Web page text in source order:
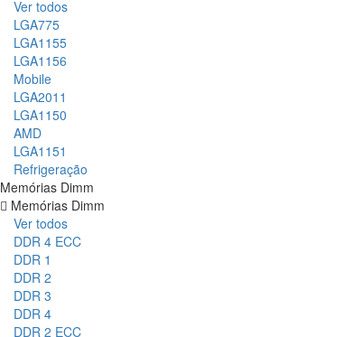
Ver todos
LGA775
LGA1155
LGA1156
Mobile
LGA2011
LGA1150
AMD
LGA1151
Refrigeração
Memórias Dimm
Memórias Dimm
Ver todos
DDR 4 ECC
DDR 1
DDR 2
DDR 3
DDR 4
DDR 2 ECC